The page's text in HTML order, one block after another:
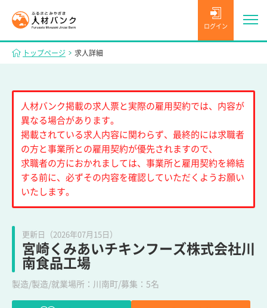
ログイン
トップページ 求人詳細
人材バンク掲載の求人票と実際の雇用契約では、内容が
異なる場合があります。
掲載されている求人内容に関わらず、最終的には求職者
の方と事業所との雇用契約が優先されますので、
求職者の方におかれましては、事業所と雇用契約を締結
する前に、必ずその内容を確認していただくようお願い
いたします。
更新日（2026年07月15日）
宮崎くみあいチキンフーズ株式会社川
南食品工場
製造/製造/就業場所：川南町/募集：5名